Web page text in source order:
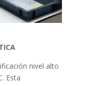
nivel alto
Esta